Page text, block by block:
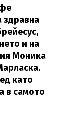
здравна
и на
Моника
като
в самото